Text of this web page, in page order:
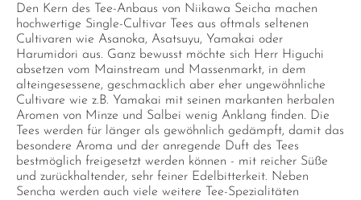
Den Kern des Tee-Anbaus von Niikawa Seicha machen
hochwertige Single-Cultivar Tees aus oftmals seltenen
Cultivaren wie Asanoka, Asatsuyu, Yamakai oder
Harumidori aus. Ganz bewusst möchte sich Herr Higuchi
absetzen vom Mainstream und Massenmarkt, in dem
alteingesessene, geschmacklich aber eher ungewöhnliche
Cultivare wie z.B. Yamakai mit seinen markanten herbalen
Aromen von Minze und Salbei wenig Anklang finden. Die
Tees werden für länger als gewöhnlich gedämpft, damit das
besondere Aroma und der anregende Duft des Tees
bestmöglich freigesetzt werden können - mit reicher Süße
und zurückhaltender, sehr feiner Edelbitterkeit. Neben
Sencha werden auch viele weitere Tee-Spezialitäten